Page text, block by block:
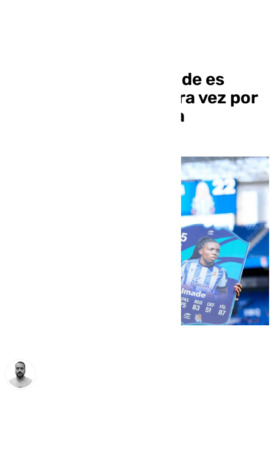
La sevillana Edna Imade es
convocada por primera vez por
la Selección Española